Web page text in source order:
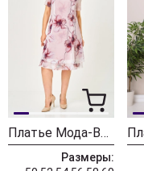
Платье Мода-Версаль 2383/пудра
Размеры: